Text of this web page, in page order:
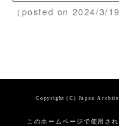
（posted on 2024/3/19
Copyright (C) Japan
このホームページで使用さ